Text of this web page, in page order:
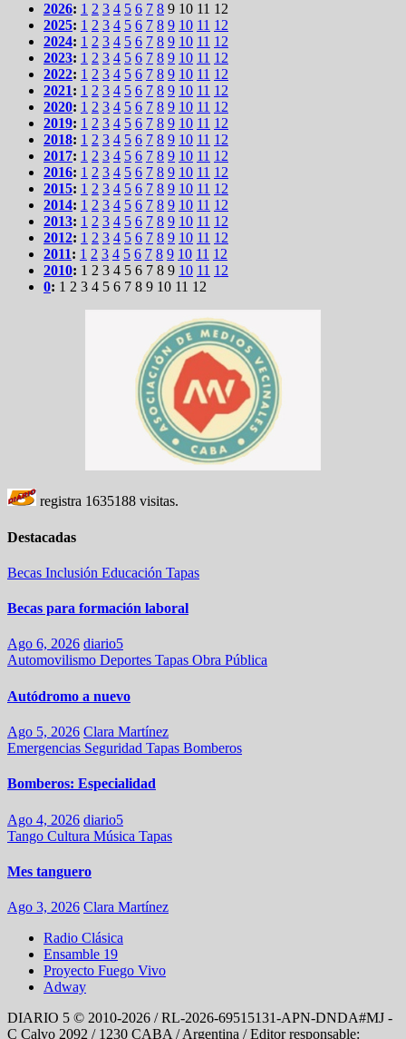
2026: 1 2 3 4 5 6 7 8 9 10 11 12
2025: 1 2 3 4 5 6 7 8 9 10 11 12
2024: 1 2 3 4 5 6 7 8 9 10 11 12
2023: 1 2 3 4 5 6 7 8 9 10 11 12
2022: 1 2 3 4 5 6 7 8 9 10 11 12
2021: 1 2 3 4 5 6 7 8 9 10 11 12
2020: 1 2 3 4 5 6 7 8 9 10 11 12
2019: 1 2 3 4 5 6 7 8 9 10 11 12
2018: 1 2 3 4 5 6 7 8 9 10 11 12
2017: 1 2 3 4 5 6 7 8 9 10 11 12
2016: 1 2 3 4 5 6 7 8 9 10 11 12
2015: 1 2 3 4 5 6 7 8 9 10 11 12
2014: 1 2 3 4 5 6 7 8 9 10 11 12
2013: 1 2 3 4 5 6 7 8 9 10 11 12
2012: 1 2 3 4 5 6 7 8 9 10 11 12
2011: 1 2 3 4 5 6 7 8 9 10 11 12
2010: 1 2 3 4 5 6 7 8 9 10 11 12
0: 1 2 3 4 5 6 7 8 9 10 11 12
registra 1635188 visitas.
Destacadas
Becas Inclusión Educación Tapas
Becas para formación laboral
Ago 6, 2026 diario5
Automovilismo Deportes Tapas Obra Pública
Autódromo a nuevo
Ago 5, 2026 Clara Martínez
Emergencias Seguridad Tapas Bomberos
Bomberos: Especialidad
Ago 4, 2026 diario5
Tango Cultura Música Tapas
Mes tanguero
Ago 3, 2026 Clara Martínez
Radio Clásica
Ensamble 19
Proyecto Fuego Vivo
Adway
DIARIO 5 © 2010-2026 / RL-2026-69515131-APN-DNDA#MJ -
C Calvo 2092 / 1230 CABA / Argentina / Editor responsable: